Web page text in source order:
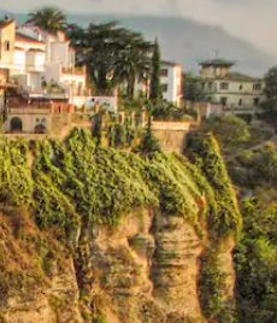
cima e para baixo do teclado